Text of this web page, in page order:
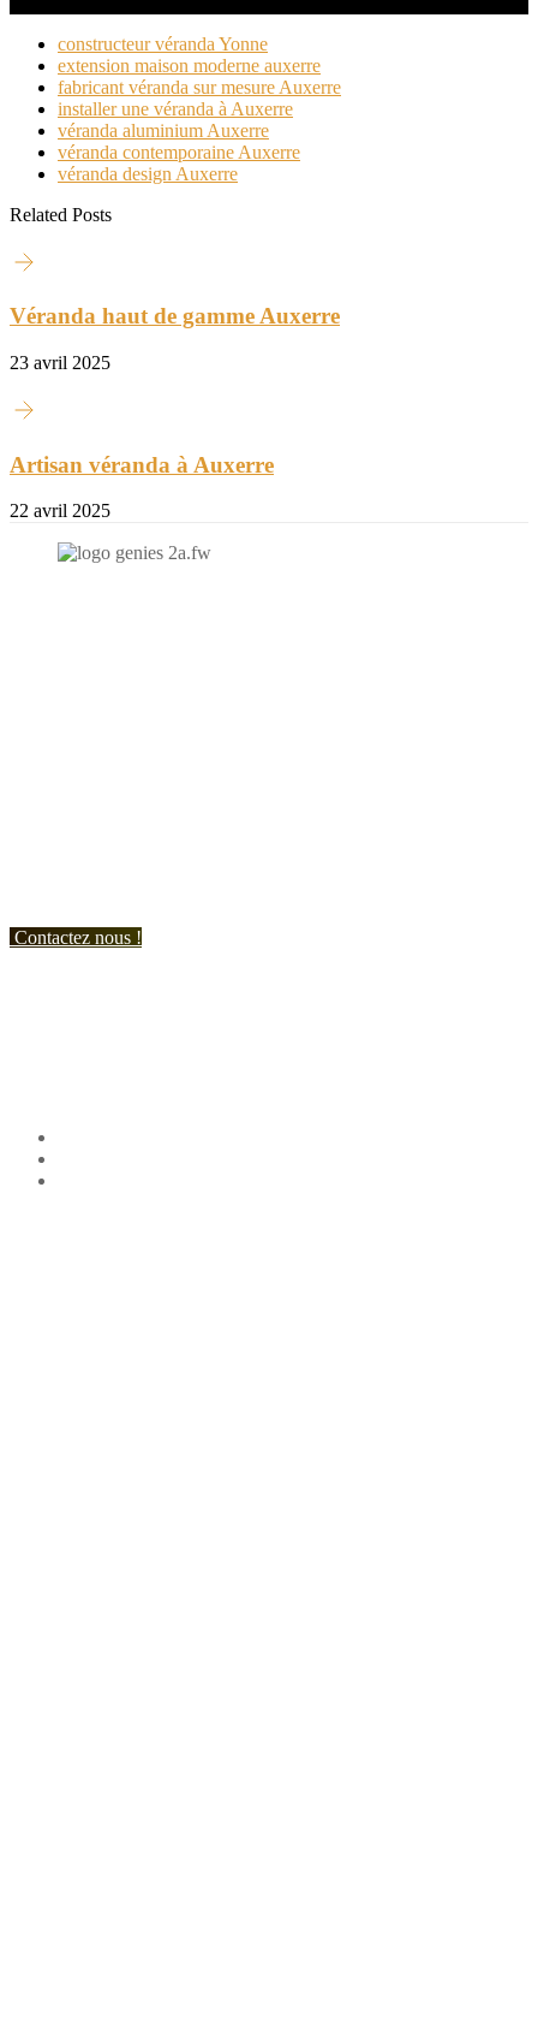
constructeur véranda Yonne
extension maison moderne auxerre
fabricant véranda sur mesure Auxerre
installer une véranda à Auxerre
véranda aluminium Auxerre
véranda contemporaine Auxerre
véranda design Auxerre
Related Posts
Véranda haut de gamme Auxerre
23 avril 2025
Artisan véranda à Auxerre
22 avril 2025
Contactez nous !